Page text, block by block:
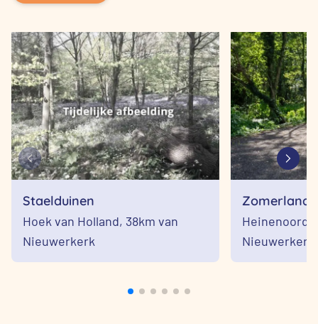
Staelduinen
Hoek van Holland, 38km van
Nieuwerkerk
Heinenoord,
Nieuwerkerk